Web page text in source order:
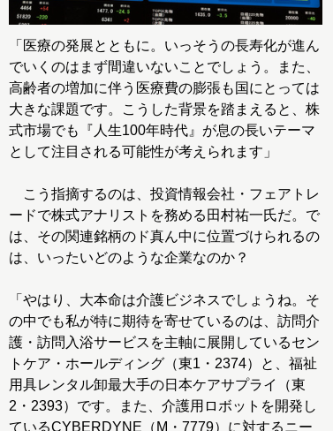
「医療の発展とともに。いっそうの長寿化が進ん
でいくのはまず間違いないことでしょう。また、
高齢者の増加に伴う医療費の膨張も国にとっては
大きな課題です。こうした背景を踏まえると、株
式市場でも『人生100年時代』が息の長いテーマ
として注目される可能性が考えられます」
こう指摘するのは、投資情報会社・フェアトレ
ードで株式アナリストを務める田村祐一氏だ。で
は、その関連銘柄のド真ん中に位置づけられるの
は、いったいどのような企業なのか？
「やはり、大本命は介護ビジネスでしょうね。そ
の中でも私が特に期待を寄せているのは、訪問介
護・訪問入浴サービスを主軸に展開しているセン
トケア・ホールディング（東1・2374）と、福祉
用具レンタル卸最大手の日本ケアサプライ（東
2・2393）です。また、介護用ロボットを開発し
ているCYBERDYNE（M・7779）に対するニー